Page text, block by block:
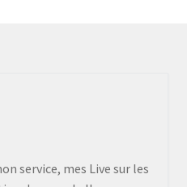
service, mes Live sur les